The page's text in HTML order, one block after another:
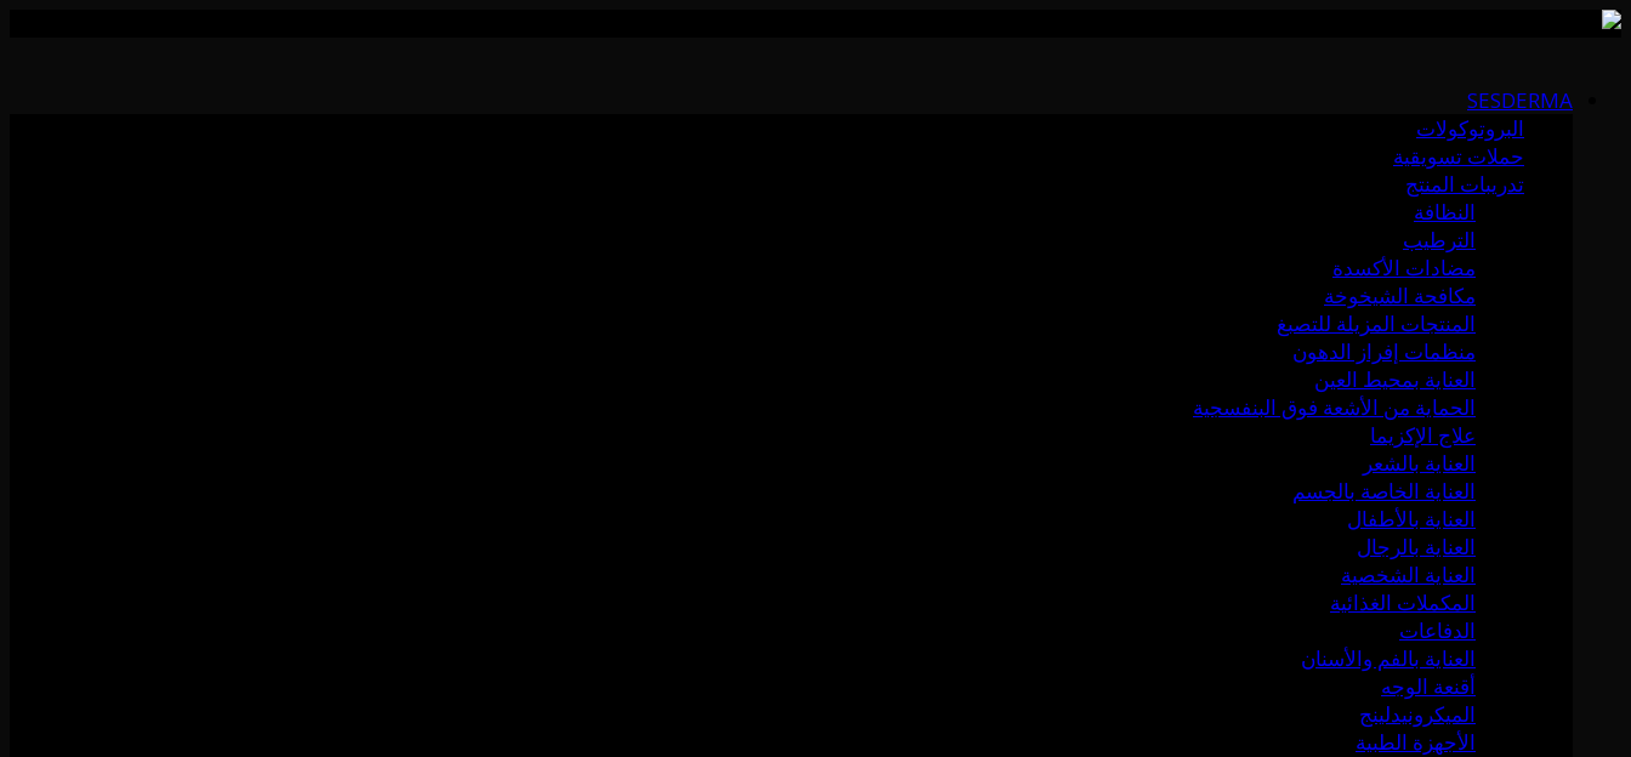
content
SESDERMA
البروتوكولات
حملات تسويقية
تدريبات المنتج
النظافة
الترطيب
مضادات الأكسدة
مكافحة الشيخوخة
المنتجات المزيلة للتصبغ
منظمات إفراز الدهون
العناية بمحيط العين
الحماية من الأشعة فوق البنفسجية
علاج الإكزيما
العناية بالشعر
العناية الخاصة بالجسم
العناية بالأطفال
العناية بالرجال
العناية الشخصية
المكملات الغذائية
الدفاعات
العناية بالفم والأسنان
أقنعة الوجه
الميكرونيدلينج
الأجهزة الطبية